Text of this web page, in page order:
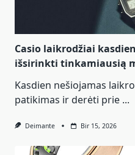
Casio laikrodžiai
išsirinkti tinkamiausią
Kasdien nešiojamas
patikimas ir derėti prie ...
Deimante Bir 15, 2026